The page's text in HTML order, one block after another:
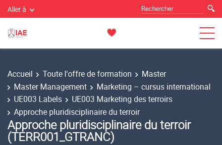
Aller à
Accueil Toute l'offre de formation
Master
Master Management
Marketing – cursus international
UE003 Labels
UE003 Marketing des terroirs
Approche pluridisciplinaire du terroir
Approche pluridisciplinaire du terroir
(TERR001_GTRANC)